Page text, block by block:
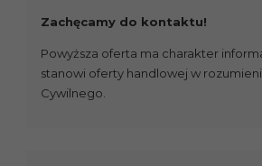
Zachęcamy do kontaktu!
Powyższa oferta ma charakter
stanowi oferty handlowej w
Cywilnego.